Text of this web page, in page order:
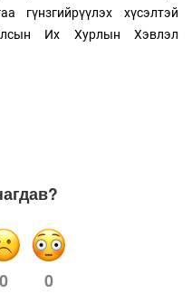
гүнзгийрүүлэх хүсэлтэй
Их Хурлын Хэвлэл
0 0